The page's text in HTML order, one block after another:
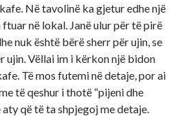
Në tavolinë ka gjetur edhe një
në lokal. Janë ulur për të pirë
nuk është bërë sherr për ujin, se
ujin. Vëllai im i kërkon një bidon
Të mos futemi në detaje, por ai
të qeshur i thotë “pijeni dhe
aty që të ta shpjegoj me detaje.